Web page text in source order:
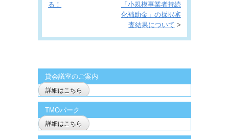
る！
「小規模事業者持続
化補助金」の採択審
査結果について >
貸会議室のご案内
詳細はこちら
TMOパーク
詳細はこちら